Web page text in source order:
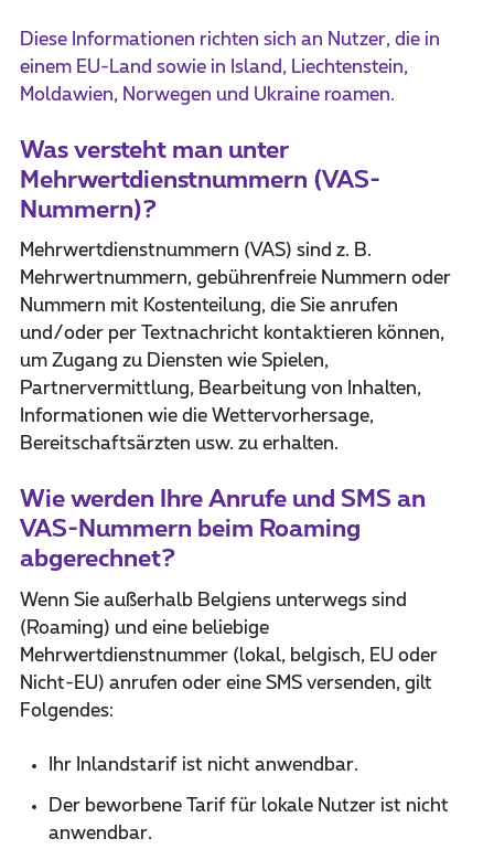
Diese Informationen richten sich an Nutzer, die in
einem EU-Land sowie in Island, Liechtenstein,
Moldawien, Norwegen und Ukraine roamen.
Was versteht man unter
Mehrwertdienstnummern (VAS-
Nummern)?
Mehrwertdienstnummern (VAS) sind z. B.
Mehrwertnummern, gebührenfreie Nummern oder
Nummern mit Kostenteilung, die Sie anrufen
und/oder per Textnachricht kontaktieren können,
um Zugang zu Diensten wie Spielen,
Partnervermittlung, Bearbeitung von Inhalten,
Informationen wie die Wettervorhersage,
Bereitschaftsärzten usw. zu erhalten.
Wie werden Ihre Anrufe und SMS an
VAS-Nummern beim Roaming
abgerechnet?
Wenn Sie außerhalb Belgiens unterwegs sind
(Roaming) und eine beliebige
Mehrwertdienstnummer (lokal, belgisch, EU oder
Nicht-EU) anrufen oder eine SMS versenden, gilt
Folgendes:
Ihr Inlandstarif ist nicht anwendbar.
Der beworbene Tarif für lokale Nutzer ist nicht
anwendbar.